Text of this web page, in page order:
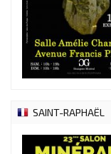
SAINT-RAPHAËL